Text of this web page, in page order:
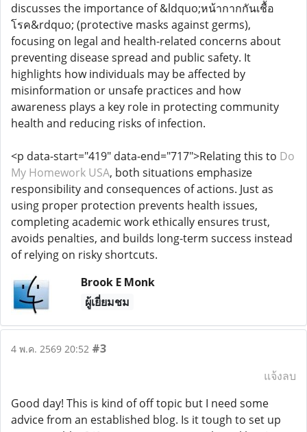
discusses the importance of &ldquo;หน้ากากกันเชื้อ
โรค&rdquo; (protective masks against germs),
focusing on legal and health-related concerns about
preventing disease spread and public safety. It
highlights how individuals may be affected by
misinformation or unsafe practices and how
awareness plays a key role in protecting community
health and reducing risks of infection.
<p data-start="419" data-end="717">Relating this to Do
My Homework USA, both situations emphasize
responsibility and consequences of actions. Just as
using proper protection prevents health issues,
completing academic work ethically ensures trust,
avoids penalties, and builds long-term success instead
of relying on risky shortcuts.
Brook E Monk
ผู้เยี่ยมชม
4 พ.ค. 2569 20:52 #3
แจ้งลบ
Good day! This is kind of off topic but I need some
advice from an established blog. Is it tough to set up